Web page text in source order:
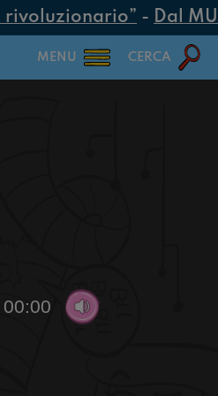
- Dal
MENU CERCA
00:00